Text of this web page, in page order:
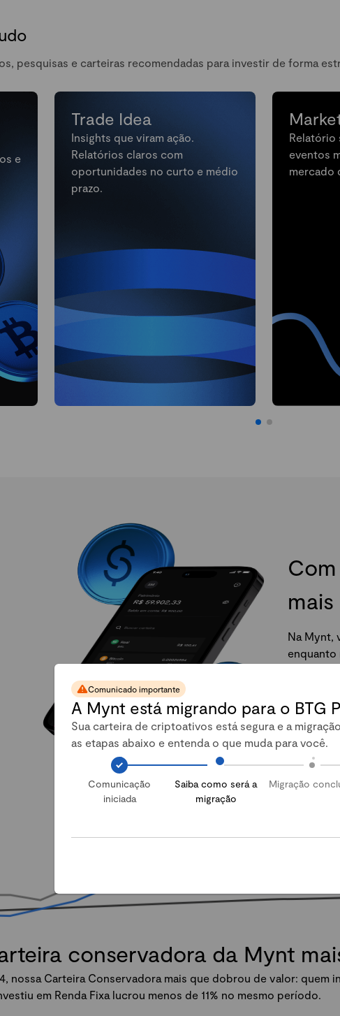
pesquisas e carteiras recomendadas para investir de forma
e
Trade Idea
Insights que viram ação.
Relatórios claros com
oportunidades no curto e médio
prazo.
Relatório
eventos
mercado
mais
Na Mynt,
enquanto
Abrir
conservadora da Mynt
nossa Carteira Conservadora mais que dobrou de valor: quem
em Renda Fixa lucrou menos de 11% no mesmo período.
Comunicado importante
A Mynt está migrando para o BTG
Sua carteira de criptoativos está segura e a
as etapas abaixo e entenda o que muda para você.
Comunicação
iniciada
Saiba como será a
migração
Migração